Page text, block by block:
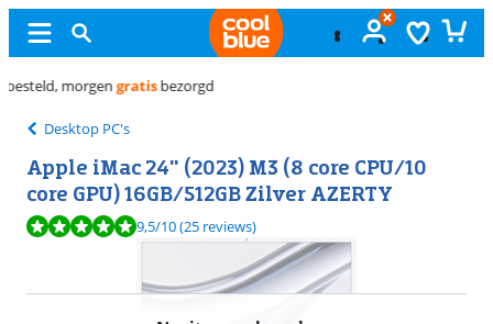
Desktop PC's
Apple iMac 24" (2023) M3 (8 core CPU/10
core GPU) 16GB/512GB Zilver AZERTY
Beoordeling is 9,5 van de 10, gebaseerd op 25 reviews.
9,5/10(25 reviews)